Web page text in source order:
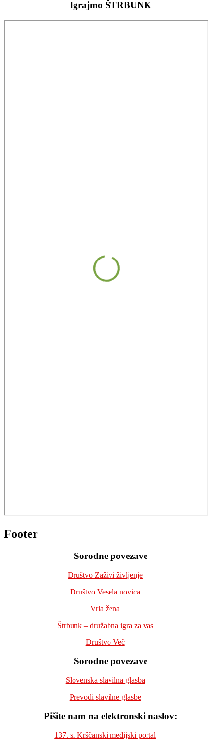
Igrajmo ŠTRBUNK
Footer
Sorodne povezave
Društvo Zaživi življenje
Društvo Vesela novica
Vrla žena
Štrbunk – družabna igra za vas
Društvo Več
Sorodne povezave
Slovenska slavilna glasba
Prevodi slavilne glasbe
Pišite nam na elektronski naslov:
137. si Krščanski medijski portal